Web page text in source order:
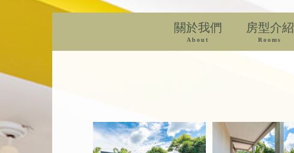
關於我們
About
房型介紹
Rooms